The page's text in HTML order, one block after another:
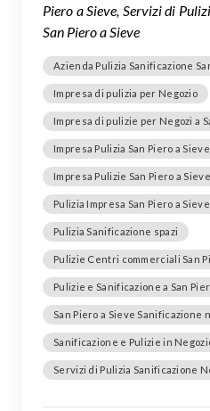
Piero a Sieve, Servizi di
San Piero a Sieve
Azienda Pulizia Sanificazione
Impresa di pulizia per Negozio
Impresa di pulizie per Negozi a
Impresa Pulizia San Piero a Sieve
Impresa Pulizie San Piero a Sieve
Pulizia Impresa San Piero a Sieve
Pulizia Sanificazione spazi
Pulizie Centri commerciali San
Pulizie e Sanificazione a San
San Piero a Sieve Sanificazione
Sanificazione e Pulizie in
Servizi di Pulizia Sanificazione